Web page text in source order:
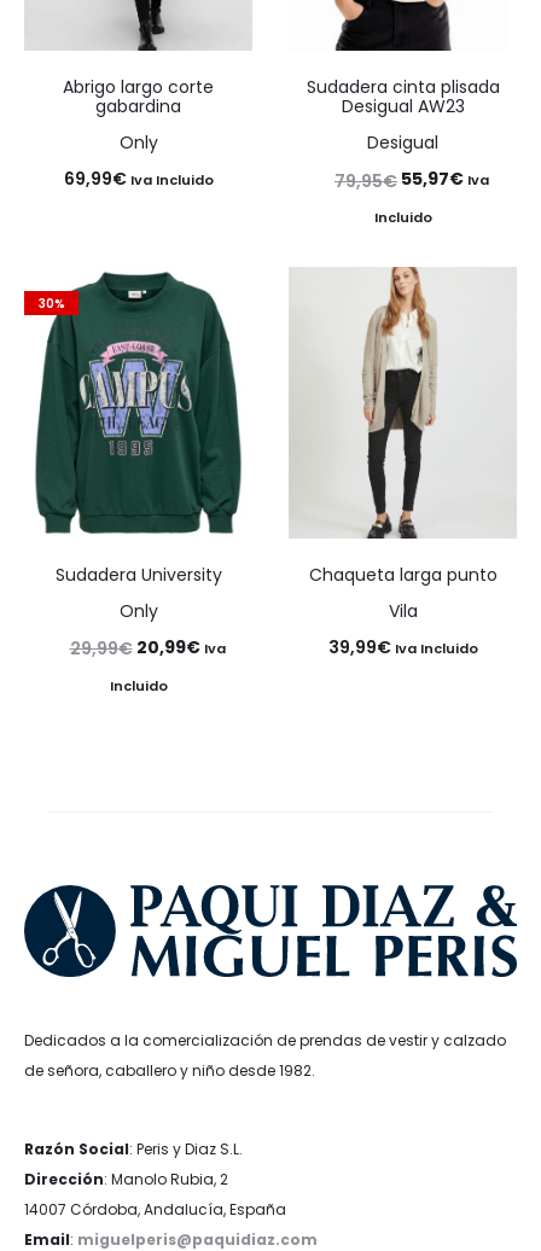
Abrigo largo corte
gabardina
Only
69,99€ Iva Incluido
Sudadera cinta plisada
Desigual AW23
Desigual
79,95€ El
precio
era:
79,95€.
55,97€ElIva
Incluido
30%
Sudadera University
Only
29,99€ El
precio
20,99€ElIva
Incluido
Chaqueta larga punto
Vila
39,99€ Iva Incluido
Dedicados a la comercialización de prendas de vestir y calzado
de señora, caballero y niño desde 1982.
Razón Social: Peris y Diaz S.L.
Dirección: Manolo Rubia, 2
14007 Córdoba, Andalucía, España
Email: miguelperis@paquidiaz.com